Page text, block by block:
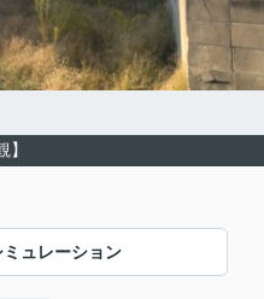
】
ュレーション